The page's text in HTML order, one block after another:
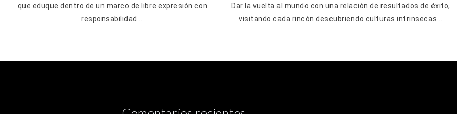
que eduque dentro de un marco de libre expresión con
responsabilidad ...
Dar la vuelta al mundo con una relación de resultados de éxito,
visitando cada rincón descubriendo culturas intrinsecas...